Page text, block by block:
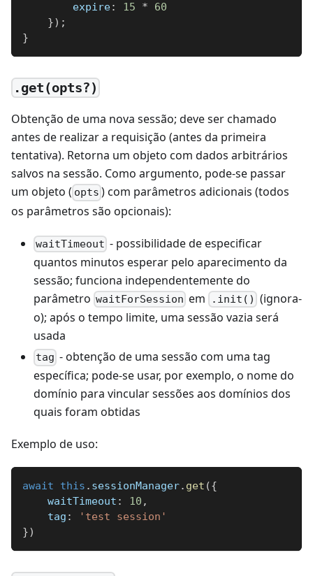
expire: 15 *
60
}) ;
}
.get(opts?)
Obtenção de uma nova sessão; deve ser chamado
antes de realizar a requisição (antes da primeira
tentativa). Retorna um objeto com dados arbitrários
salvos na sessão. Como argumento, pode-se passar
um objeto ( opts ) com parâmetros adicionais (todos
os parâmetros são opcionais):
waitTimeout - possibilidade de especificar
quantos minutos esperar pelo aparecimento da
sessão; funciona independentemente do
parâmetro waitForSession em .init() (ignora-
o); após o tempo limite, uma sessão vazia será
usada
tag - obtenção de uma sessão com uma tag
específica; pode-se usar, por exemplo, o nome do
domínio para vincular sessões aos domínios dos
quais foram obtidas
Exemplo de uso:
await this . sessionManager. get ({
waitTimeout : 10 ,
tag :
'test session'
})